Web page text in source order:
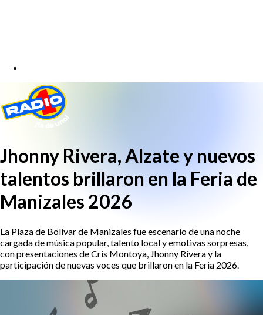
Jhonny Rivera, Alzate y nuevos
talentos brillaron en la Feria de
Manizales 2026
La Plaza de Bolívar de Manizales fue escenario de una noche
cargada de música popular, talento local y emotivas sorpresas,
con presentaciones de Cris Montoya, Jhonny Rivera y la
participación de nuevas voces que brillaron en la Feria 2026.